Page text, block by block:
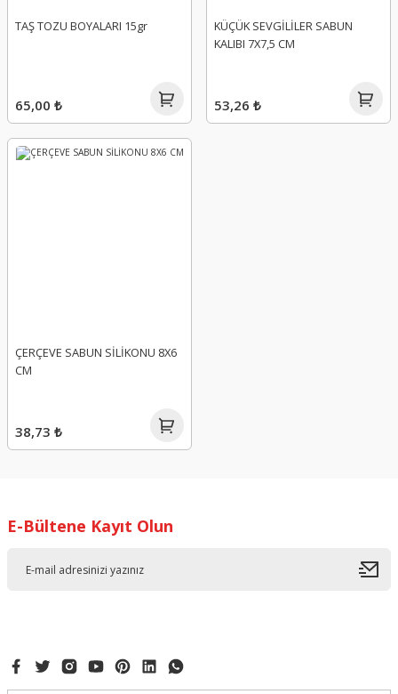
TAŞ TOZU BOYALARI 15gr
65,00 ₺
KÜÇÜK SEVGİLİLER SABUN
KALIBI 7X7,5 CM
53,26 ₺
ÇERÇEVE SABUN SİLİKONU 8X6
CM
38,73 ₺
E-Bültene Kayıt Olun